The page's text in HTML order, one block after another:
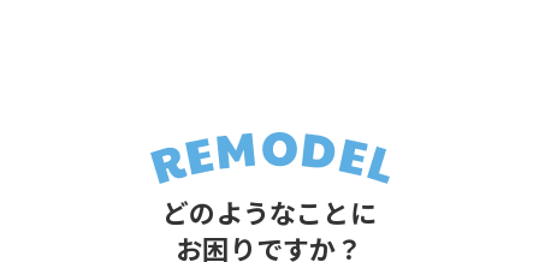
どのようなことに
お困りですか？